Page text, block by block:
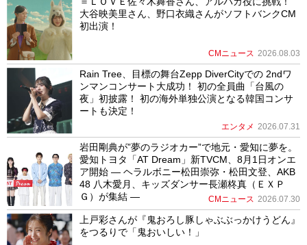
大谷映美里さん、野口衣織さんがソフトバンクCM
初出演！
CMニュース 2026.08.03
Rain Tree、目標の舞台Zepp DiverCityでの 2ndワ
ンマンコンサート大成功！ 初の全員曲「台風の
夜」初披露！ 初の海外単独公演となる韓国コンサ
ートも決定！
エンタメ 2026.07.31
岩田剛典が”夢のラジオカー”で地元・愛知に夢を。
愛知トヨタ「AT Dream」新TVCM、8月1日オンエ
ア開始 ― ヘラルボニー松田崇弥・松田文登、AKB
48 八木愛月、キッズダンサー長瀬柊真（ＥＸＰ
Ｇ）が集結 ―
CMニュース 2026.07.30
上戸彩さんが『鬼おろし豚しゃぶぶっかけうどん』
をつるりで「鬼おいしい！」